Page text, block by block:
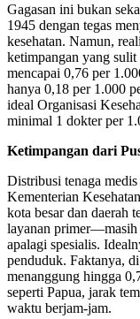
Gagasan ini bukan
1945 dengan tegas
kesehatan. Namun,
ketimpangan yang
mencapai 0,76 per
hanya 0,18 per 1.000
ideal Organisasi
minimal 1 dokter per
Ketimpangan dari
Distribusi tenaga
Kementerian
kota besar dan daerah
layanan primer—masih
apalagi spesialis.
penduduk. Faktanya,
menanggung hingga
seperti Papua, jarak
waktu berjam-jam.